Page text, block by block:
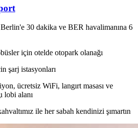
30 dakika ve BER havalimanına 6
için otelde otopark olanağı
şarj istasyonları
ücretsiz WiFi, langırt masası ve
lobi alanı
ile her sabah kendinizi şımartın